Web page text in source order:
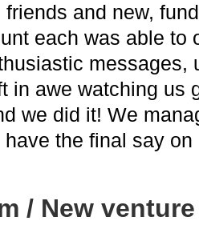
and new,
each was able to
messages,
in awe watching us
we did it! We
the final say
/ New venture